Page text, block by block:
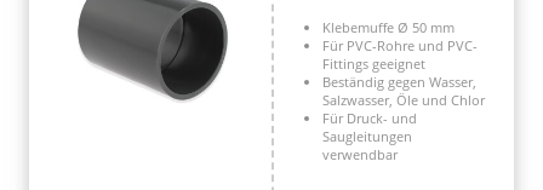
Klebemuffe Ø 50 mm
Für PVC-Rohre und PVC-
Fittings geeignet
Beständig gegen Wasser,
Salzwasser, Öle und Chlor
Für Druck- und
Saugleitungen
verwendbar